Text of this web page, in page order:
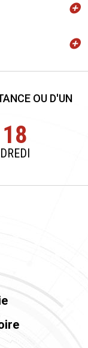
OU D'UN